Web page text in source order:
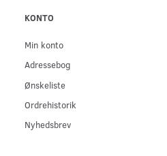
KONTO
Min konto
Adressebog
Ønskeliste
Ordrehistorik
Nyhedsbrev